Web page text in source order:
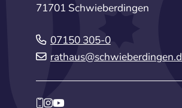
71701 Schwieberdingen
07150 305-0